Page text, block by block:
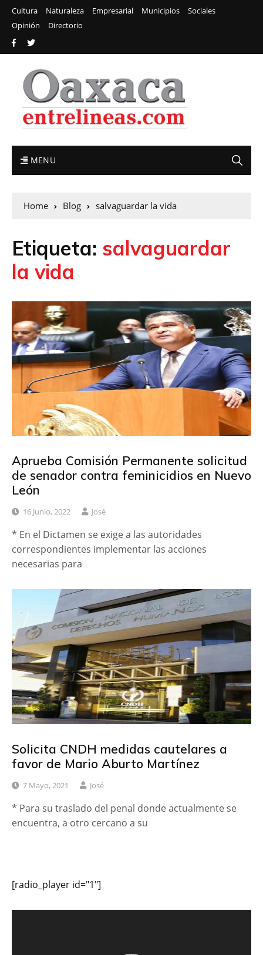
Cultura Naturaleza Empresarial Municipios
Sociales
Opinión
Directorio
MENU
Home Blog salvaguardar la vida
Etiqueta: salvaguardar
la vida
Aprueba Comisión Permanente solicitud
de senador contra feminicidios en Nuevo
León
16 Junio, 2022 José
* En el Dictamen se exige a las autoridades
correspondientes implementar las acciones
necesarias para
Solicita CNDH medidas cautelares a
favor de Mario Aburto Martínez
7 Mayo, 2021 José
* Para su traslado del penal donde actualmente se
encuentra, a otro cercano a su
[radio_player id="1"]